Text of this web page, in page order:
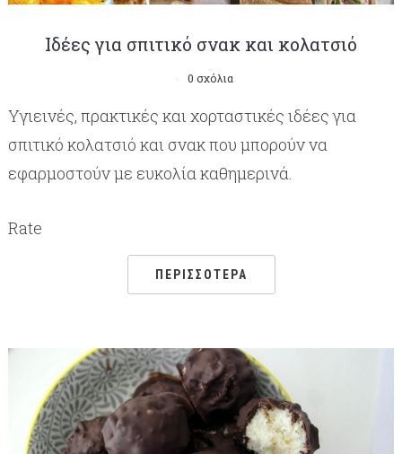
Ιδέες για σπιτικό σνακ και κολατσιό
0 σχόλια
Υγιεινές, πρακτικές και χορταστικές ιδέες για
σπιτικό κολατσιό και σνακ που μπορούν να
εφαρμοστούν με ευκολία καθημερινά.
Rate
ΠΕΡΙΣΣΌΤΕΡΑ